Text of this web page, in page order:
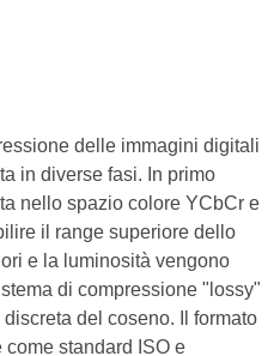
delle immagini digitali
in diverse fasi. In primo
nello spazio colore YCbCr e
il range superiore dello
e la luminosità vengono
di compressione "lossy"
del coseno. Il formato
standard ISO e